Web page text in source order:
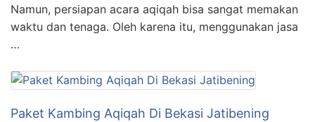
Namun, persiapan acara aqiqah bisa sangat memakan
waktu dan tenaga. Oleh karena itu, menggunakan jasa
…
Paket Kambing Aqiqah Di Bekasi Jatibening